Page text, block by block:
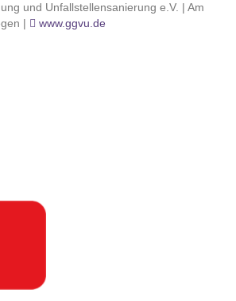
und Unfallstellensanierung e.V. | Am
|
www.ggvu.de